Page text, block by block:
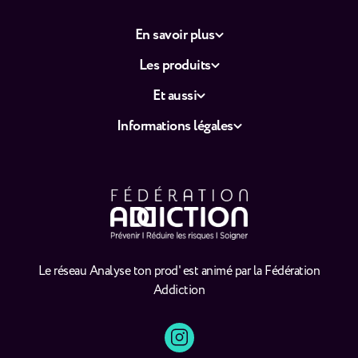
Le réseau Analyse ton prod' est animé par la Fédération
Addiction
En savoir plus
Les produits
Et aussi
Informations légales